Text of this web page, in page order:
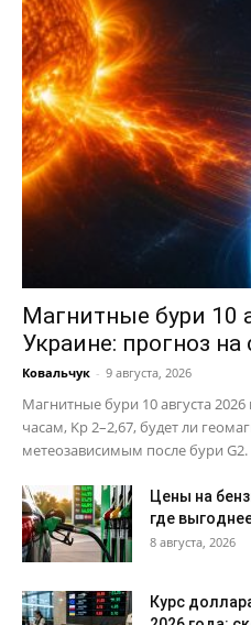
Магнитные бури 10
Украине: прогноз на
Ковальчук - 9 августа, 2026
Магнитные бури 10 августа
часам, Kp 2–2,67, будет ли
метеозависимым после бури G2.
Цены на
где
8 августа, 2026
Курс